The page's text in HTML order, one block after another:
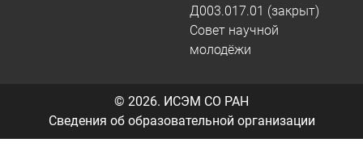
Д003.017.01 (закрыт)
Совет научной
молодёжи
© 2026. ИСЭМ СО РАН
Сведения об образовательной организации